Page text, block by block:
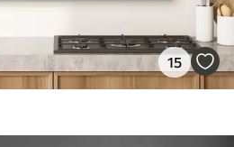
15